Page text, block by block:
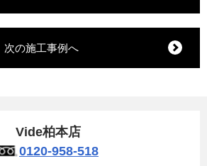
次の施工事例へ
Vide柏本店
0120-958-518